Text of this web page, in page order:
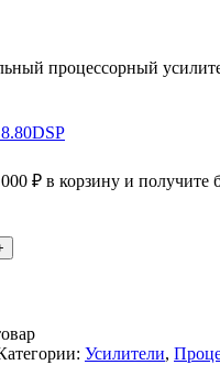
процессорный
₽ в корзину и получите
Усилители,